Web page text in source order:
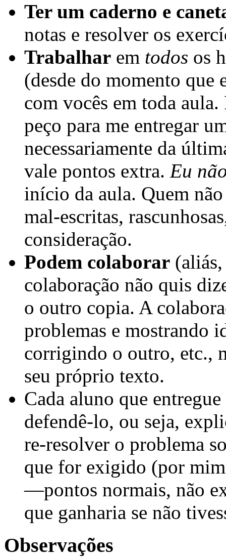
Ter um caderno e
notas e resolver os
Trabalhar em todos os
(desde do momento que
com vocês em toda
peço para me entregar
necessariamente da
vale pontos extra. Eu
início da aula. Quem
mal-escritas,
consideração.
Podem colaborar
colaboração não quis
o outro copia. A
problemas e mostrando
corrigindo o outro, etc.,
seu próprio texto.
Cada aluno que
defendê-lo, ou seja,
re-resolver o problema
que for exigido (por
—pontos normais, não
que ganharia se não
Observações